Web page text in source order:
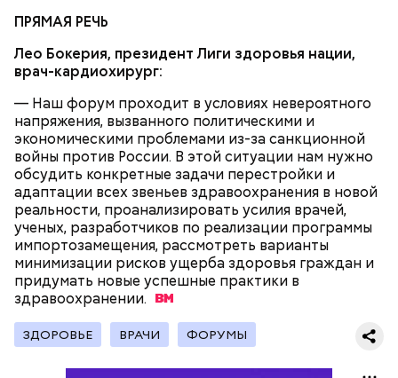
ПРЯМАЯ РЕЧЬ
Лео Бокерия, президент Лиги здоровья нации,
врач-кардиохирург:
— Наш форум проходит в условиях невероятного
напряжения, вызванного политическими и
экономическими проблемами из-за санкционной
войны против России. В этой ситуации нам нужно
обсудить конкретные задачи перестройки и
адаптации всех звеньев здравоохранения в новой
реальности, проанализировать усилия врачей,
ученых, разработчиков по реализации программы
импортозамещения, рассмотреть варианты
минимизации рисков ущерба здоровья граждан и
придумать новые успешные практики в
здравоохранении.
ЗДОРОВЬЕ ВРАЧИ ФОРУМЫ
При встрече с шаровой молнией важно не
паниковать, подчеркнул Бычков:
не стоит пытаться «поймать» молнию или
предметами.
— Первые двое суток мы постоянно были на ногах.
Каждые два часа ездили делать замеры радиации.
Время от выезда до выезда — на отдых. Работа и
есть работа. Ее надо выполнять, — говорит он.
Множество людей совершают паломнические
поездки, чтобы поклониться мощам Святителя
Николая, которые находятся в Италии. 19 декабря
отмечается Никола Зимний, а 22 мая Никола вешний
или летний. Этот день установлен в память об
обретении его мощей.